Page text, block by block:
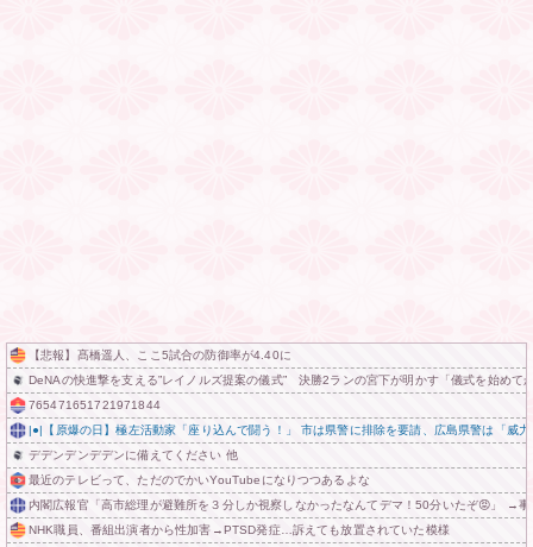
【悲報】髙橋遥人、ここ5試合の防御率が4.40に
DeNAの快進撃を支える”レイノルズ提案の儀式” 決勝2ランの宮下が明かす「儀式を始めて
765471651721971844
|●|【原爆の日】極左活動家「座り込んで闘う！」 市は県警に排除を要請、広島県警は「威
デデンデンデデンに備えてください 他
最近のテレビって、ただのでかいYouTubeになりつつあるよな
内閣広報官「高市総理が避難所を３分しか視察しなかったなんてデマ！50分いたぞ😡」 →
NHK職員、番組出演者から性加害→PTSD発症…訴えても放置されていた模様